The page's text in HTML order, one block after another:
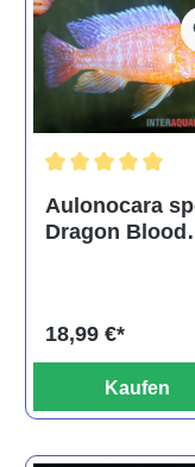
Aulonocara
Dragon Blood
18,99 €*
Kaufen